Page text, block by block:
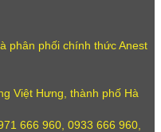
phân phối chính thức Anest
Việt Hưng, thành phố Hà
666 960, 0933 666 960,